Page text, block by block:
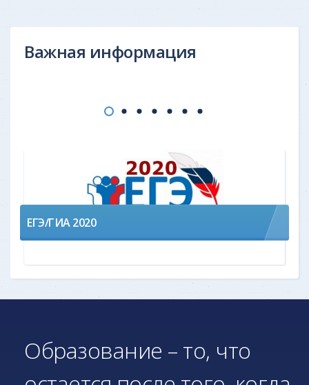
Важная информация
ЕГЭ/ГИА 2020
Образование – то, что